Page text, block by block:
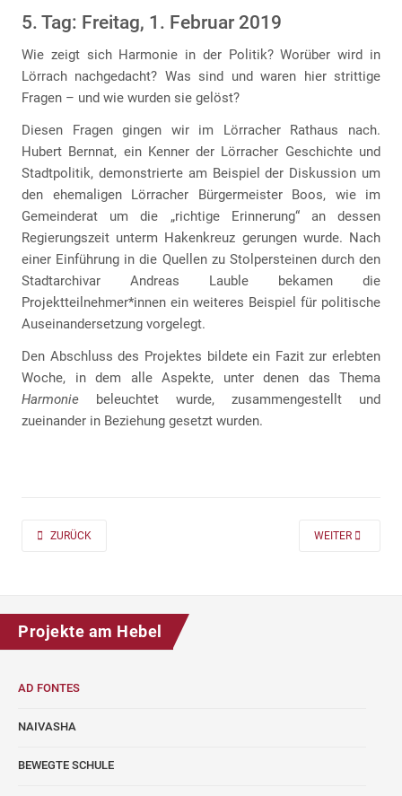
5. Tag: Freitag, 1. Februar 2019
Wie zeigt sich Harmonie in der Politik? Worüber wird in
Lörrach nachgedacht? Was sind und waren hier strittige
Fragen – und wie wurden sie gelöst?
Diesen Fragen gingen wir im Lörracher Rathaus nach.
Hubert Bernnat, ein Kenner der Lörracher Geschichte und
Stadtpolitik, demonstrierte am Beispiel der Diskussion um
den ehemaligen Lörracher Bürgermeister Boos, wie im
Gemeinderat um die „richtige Erinnerung“ an dessen
Regierungszeit unterm Hakenkreuz gerungen wurde. Nach
einer Einführung in die Quellen zu Stolpersteinen durch den
Stadtarchivar Andreas Lauble bekamen die
Projektteilnehmer*innen ein weiteres Beispiel für politische
Auseinandersetzung vorgelegt.
Den Abschluss des Projektes bildete ein Fazit zur erlebten
Woche, in dem alle Aspekte, unter denen das Thema
Harmonie beleuchtet wurde, zusammengestellt und
zueinander in Beziehung gesetzt wurden.
PREVIOUS ARTICLE: AD FONTES 2019/20 „MASS“ FÜR DIE KLASSEN 7
ZURÜCK NEXT ARTICLE:
WEITER
Projekte am Hebel
AD FONTES
NAIVASHA
BEWEGTE SCHULE